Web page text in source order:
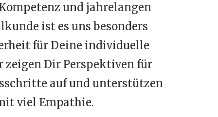
und jahrelangen
ist es uns besonders
für Deine individuelle
zeigen Dir Perspektiven für
auf und unterstützen
viel Empathie.